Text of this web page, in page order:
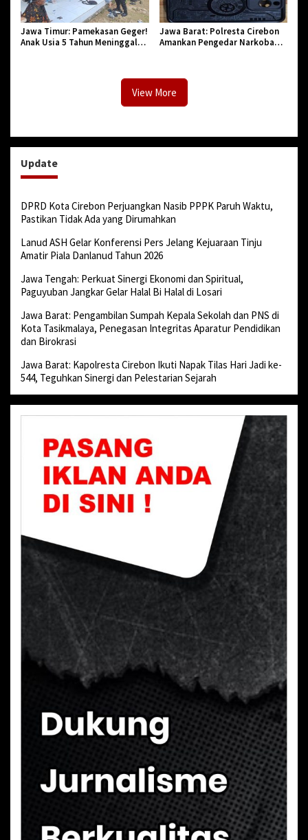
Jawa Timur: Pamekasan Geger!
Anak Usia 5 Tahun Meninggal
Jawa Barat: Polresta Cirebon
Amankan Pengedar Narkoba
View More
Update
DPRD Kota Cirebon Perjuangkan Nasib PPPK Paruh Waktu,
Pastikan Tidak Ada yang Dirumahkan
Lanud ASH Gelar Konferensi Pers Jelang Kejuaraan Tinju
Amatir Piala Danlanud Tahun 2026
Jawa Tengah: Perkuat Sinergi Ekonomi dan Spiritual,
Paguyuban Jangkar Gelar Halal Bi Halal di Losari
Jawa Barat: Pengambilan Sumpah Kepala Sekolah dan PNS di
Kota Tasikmalaya, Penegasan Integritas Aparatur Pendidikan
dan Birokrasi
Jawa Barat: Kapolresta Cirebon Ikuti Napak Tilas Hari Jadi ke-
544, Teguhkan Sinergi dan Pelestarian Sejarah